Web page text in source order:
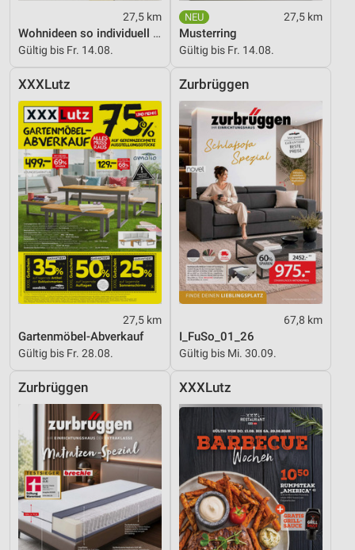
27,5 km
Wohnideen so individuell wie du!
Gültig bis Fr. 14.08.
27,5 km
Musterring
Gültig bis Fr. 14.08.
XXXLutz
27,5 km
Gartenmöbel-Abverkauf
Gültig bis Fr. 28.08.
Zurbrüggen
67,8 km
I_FuSo_01_26
Gültig bis Mi. 30.09.
Zurbrüggen XXXLutz